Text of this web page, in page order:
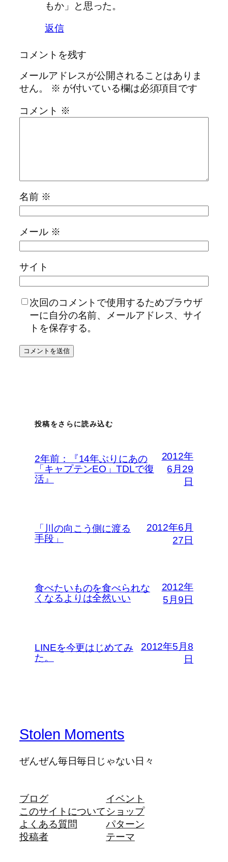
もか」と思った。
返信
コメントを残す
メールアドレスが公開されることはありま
せん。
※ が付いている欄は必須項目です
コメント ※
名前 ※
メール ※
サイト
次回のコメントで使用するためブラウザ
ーに自分の名前、メールアドレス、サイ
トを保存する。
投稿をさらに読み込む
2年前：『14年ぶりにあの
「キャプテンEO」TDLで復
活』
2012年
6月29
日
「川の向こう側に渡る
手段」
2012年6月
27日
食べたいものを食べられな
くなるよりは全然いい
2012年
5月9日
LINEを今更はじめてみ
た。
2012年5月8
日
Stolen Moments
ぜんぜん毎日毎日じゃない日々
ブログ
このサイトについて
よくある質問
投稿者
イベント
ショップ
パターン
テーマ